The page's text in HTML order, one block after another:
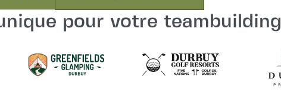
devis Télécharger la brochure
pour votre teambuilding